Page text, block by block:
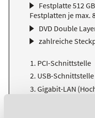
Festplatte 512
Festplatten je max.
DVD Double
zahlreiche
PCI-Schnittstelle
USB-Schnittstelle
Gigabit-LAN